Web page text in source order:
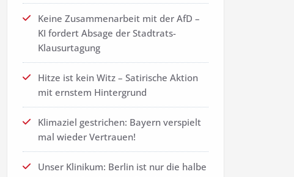
Keine Zusammenarbeit mit der AfD –
KI fordert Absage der Stadtrats-
Klausurtagung
Hitze ist kein Witz – Satirische Aktion
mit ernstem Hintergrund
Klimaziel gestrichen: Bayern verspielt
mal wieder Vertrauen!
Unser Klinikum: Berlin ist nur die halbe